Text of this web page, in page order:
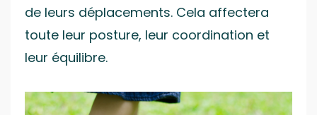
de leurs déplacements. Cela affectera
toute leur posture, leur coordination et
leur équilibre.